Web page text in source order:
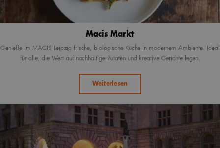
Macis Markt
Genieße im MACIS Leipzig frische, biologische Küche in modernem Ambiente. Ideal
für alle, die Wert auf nachhaltige Zutaten und kreative Gerichte legen.
Weiterlesen